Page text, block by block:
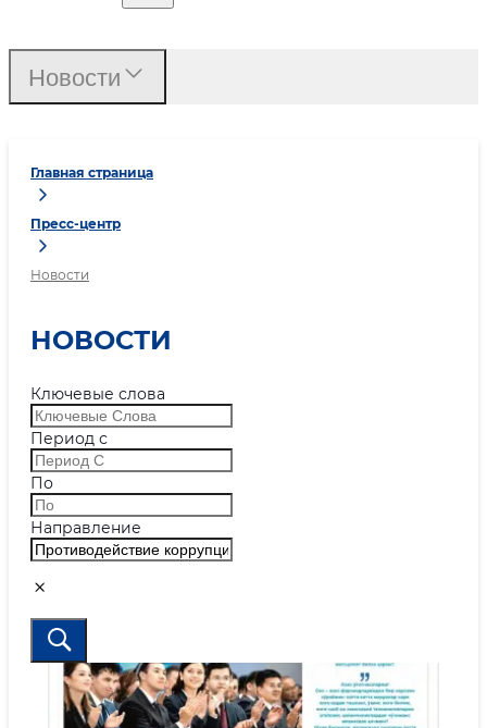
Главная страница
Пресс-центр
Новости
НОВОСТИ
Ключевые слова
Период с
По
Направление
Новости